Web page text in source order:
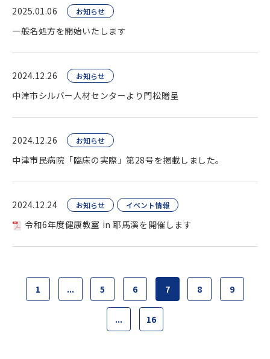
2025.01.06 お知らせ
一般名処方を開始いたします
2024.12.26 お知らせ
中津市シルバー人材センターより門松贈呈
2024.12.26 お知らせ
中津市民病院「臨床の実際」第28号を掲載しました。
2024.12.24 お知らせ イベント情報
令和6年度健康教室 in 耶馬溪を開催します
1 ... 5 6 7 8 9
... 16